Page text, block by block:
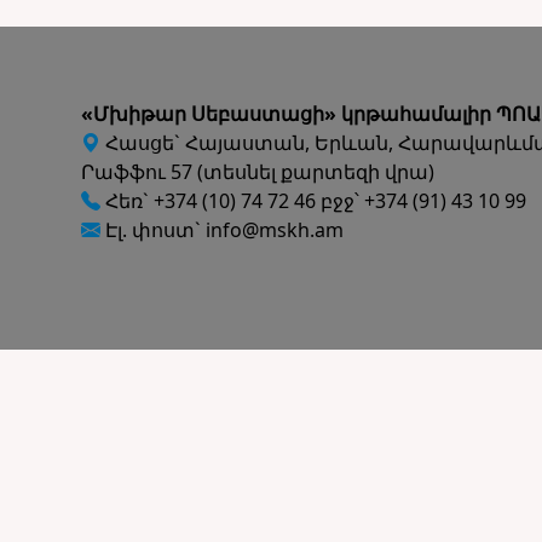
«Մխիթար Սեբաստացի» կրթահամալիր
Հասցե` Հայաստան, Երևան,
Րաֆֆու 57 (տեսնել քարտեզի վրա)
Հեռ` +374 (10) 74 72 46 բջջ՝ +374 (91) 43 10 99
Էլ. փոստ` info@mskh.am